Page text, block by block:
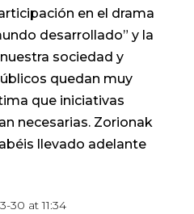
en el drama
desarrollado” y la
sociedad y
quedan muy
que iniciativas
necesarias. Zorionak
llevado adelante
30 at 11:34